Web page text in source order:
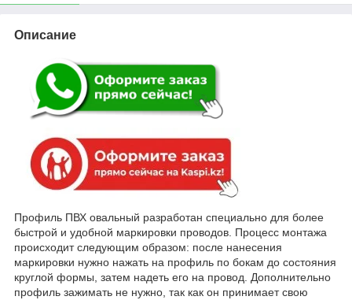
Описание
Профиль ПВХ овальный разработан специально для более
быстрой и удобной маркировки проводов. Процесс монтажа
происходит следующим образом: после нанесения
маркировки нужно нажать на профиль по бокам до состояния
круглой формы, затем надеть его на провод. Дополнительно
профиль зажимать не нужно, так как он принимает свою